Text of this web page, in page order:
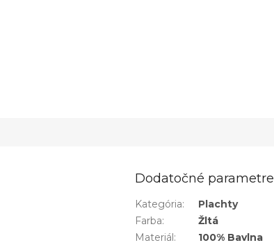
Dodatočné parametre
Kategória:
Plachty
Farba:
Žltá
Materiál : 100% Bavlna